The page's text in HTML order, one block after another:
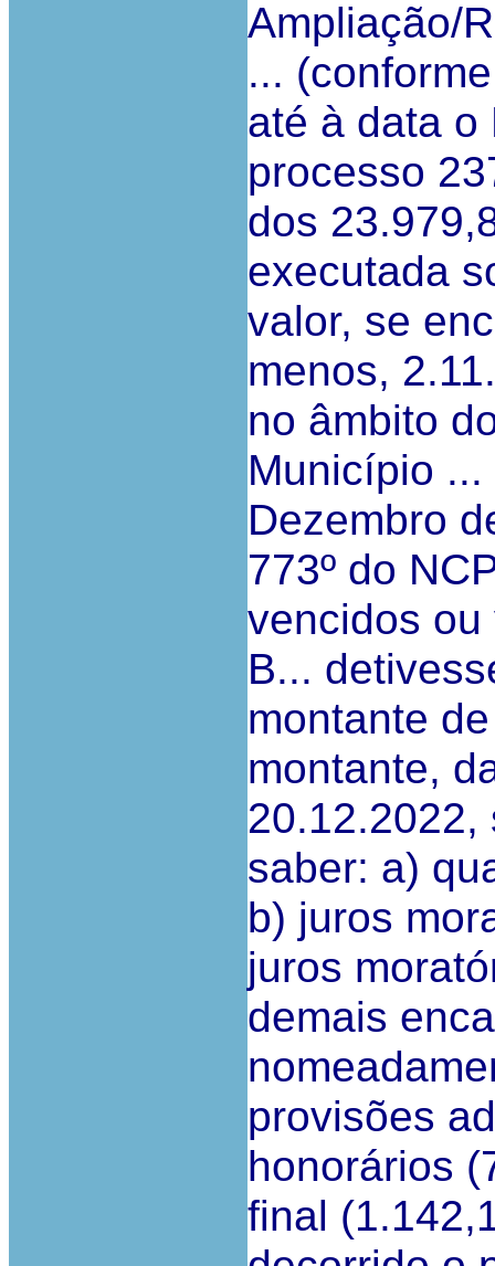
Ampliação/
...
até à data o
processo
dos
executada
valor, se
menos,
no âmbito
Município
Dezembro
773º do
vencidos
B...
montante
montante,
20.12.2022,
saber: a)
b) juros
juros
demais
provisões
honorários
final